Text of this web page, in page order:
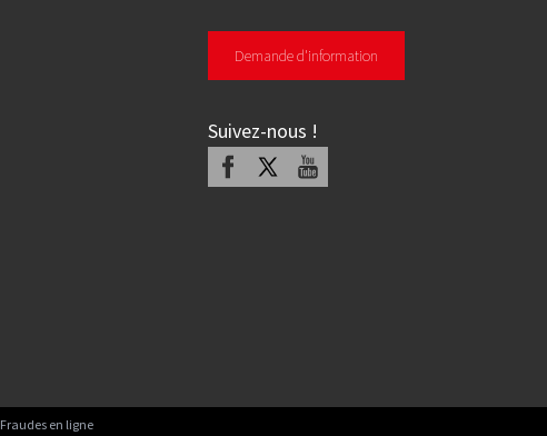
Demande d'information
Suivez-nous !
Facebook Youtube
Fraudes en ligne